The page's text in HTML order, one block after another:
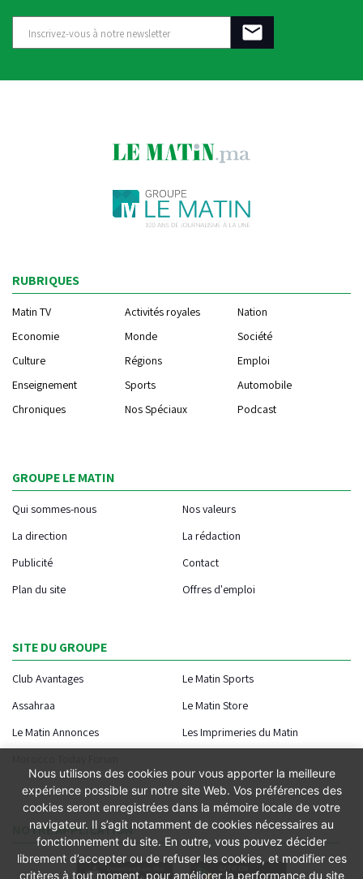
RUBRIQUES
Matin TV Activités royales
Nation
Economie
Monde
Société
Culture
Régions
Emploi
Enseignement
Sports
Automobile
Chroniques
Nos Spéciaux Podcast
GROUPE LE MATIN
Qui sommes-nous
Nos valeurs
La direction
La rédaction
Publicité
Contact
Plan du site
Offres d'emploi
SITE DU GROUPE
Club Avantages
Le Matin Sports
Assahraa
Le Matin Store
Le Matin Annonces
Les Imprimeries du Matin
NOTRE APPLICATION
Nous utilisons des cookies pour vous apporter la meilleure
expérience possible sur notre site Web. Vos préférences des
cookies seront enregistrées dans la mémoire locale de votre
navigateur. Il s’agit notamment de cookies nécessaires au
fonctionnement du site. En outre, vous pouvez décider
librement d’accepter ou de refuser les cookies, et modifier ces
critères à tout moment, pour améliorer la performance du site